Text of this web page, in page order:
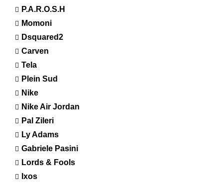
P.A.R.O.S.H
Momoni
Dsquared2
Carven
Tela
Plein Sud
Nike
Nike Air Jordan
Pal Zileri
Ly Adams
Gabriele Pasini
Lords & Fools
Ixos